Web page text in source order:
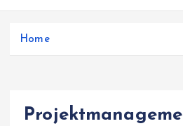
Präzise Einordnung
Home